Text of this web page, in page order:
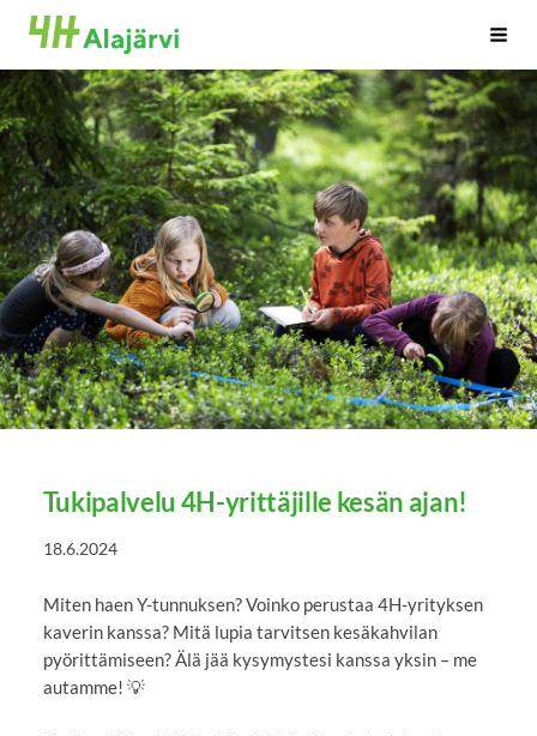
Siirry
sivun
sisältöön
Alajärven 4H-yhdistys ry.
Tukipalvelu 4H-yrittäjille kesän ajan!
18.6.2024
Miten haen Y-tunnuksen? Voinko perustaa 4H-yrityksen
kaverin kanssa? Mitä lupia tarvitsen kesäkahvilan
pyörittämiseen? Älä jää kysymystesi kanssa yksin – me
autamme! 💡